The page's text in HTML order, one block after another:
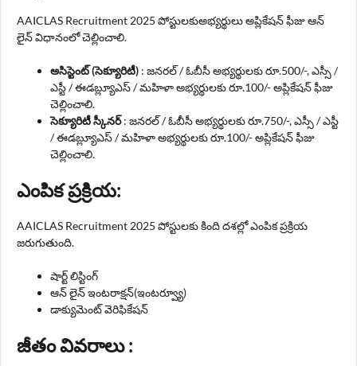
AAICLAS Recruitment 2025 పోస్టులకుఅభ్యర్థులు అప్లికేషన్ ఫీజు ఆన్
లైన్ విధానంలో చెల్లించాలి.
అసిస్టెంట్ (సెక్యూరిటీ) : జనరల్ / ఓబీసీ అభ్యర్థులకు రూ.500/-, ఎస్సీ /
ఎస్టీ / ఈడబ్ల్యూఎస్ / మహిళా అభ్యర్థులకు రూ.100/- అప్లికేషన్ ఫీజు
చెల్లించాలి.
సెక్యూరిటీ స్కీనర్: జనరల్ / ఓబీసీ అభ్యర్థులకు రూ.750/-, ఎస్సీ / ఎస్టీ
/ ఈడబ్ల్యూఎస్ / మహిళా అభ్యర్థులకు రూ.100/- అప్లికేషన్ ఫీజు
చెల్లించాలి.
ఎంపిక ప్రక్రియ:
AAICLAS Recruitment 2025 పోస్టులకు కింది దశల్లో ఎంపిక ప్రక్రియ
జరుగుతుంది.
షార్ట్ లిస్టింగ్
ఆన్ లైన్ ఇంటరాక్షన్(ఇంటర్వ్యూ)
డాక్యుమెంట్ వెరిఫికేషన్
జీతం వివరాలు :